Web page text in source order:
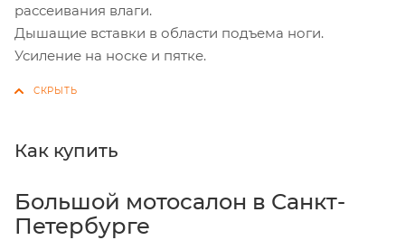
рассеивания влаги.
Дышащие вставки в области подъема ноги.
Усиление на носке и пятке.
Как купить
Большой мотосалон в Санкт-
Петербурге